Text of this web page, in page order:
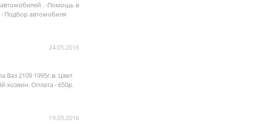
. -Помощь в
- Подбор автомобиля
24.05.2016
2109 1995г.в. Цвет
хозяин. Оплата - 650р.
19.05.2016